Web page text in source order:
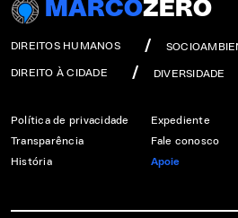
MARCOZERO
DIREITOS HUMANOS
DIREITO À CIDADE DIVERSIDADE
Política de privacidade
Transparência
História
Expediente
Fale conosco
Apoie